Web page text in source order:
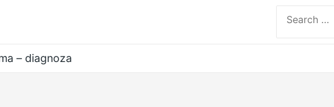
for:
– diagnoza